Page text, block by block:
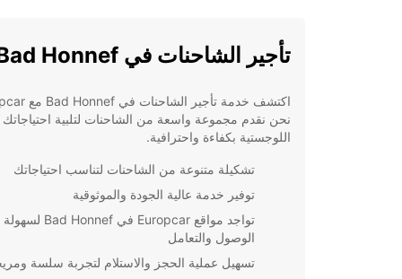
تأجير الشاحنات في Bad Honnef
نحن نقدم مجموعة واسعة من الشاحنات لتلبية احتياجاتك
اللوجستية بكفاءة واحترافية.
تشكيلة متنوعة من الشاحنات لتناسب احتياجاتك
توفير خدمة عالية الجودة والموثوقية
تواجد مواقع Europcar في Bad Honnef لسهولة
الوصول والتعامل
تسهيل عملية الحجز والاستلام لتجربة سلسة